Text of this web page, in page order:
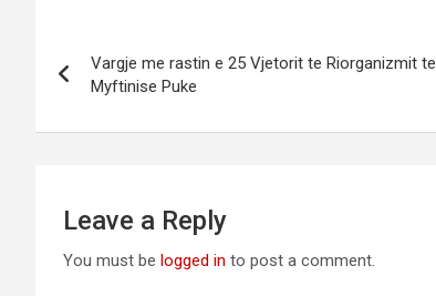
Vargje me rastin e 25 Vjetorit te Riorganizmit te
Myftinise Puke
Leave a Reply
You must be logged in to post a comment.